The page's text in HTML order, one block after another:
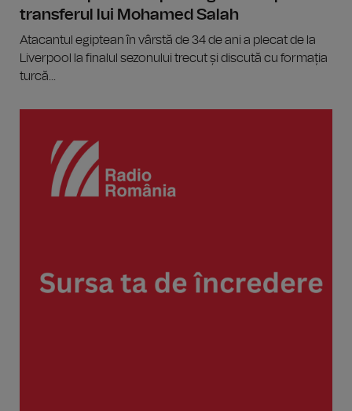
transferul lui Mohamed Salah
Atacantul egiptean în vârstă de 34 de ani a plecat de la
Liverpool la finalul sezonului trecut și discută cu formația
turcă...